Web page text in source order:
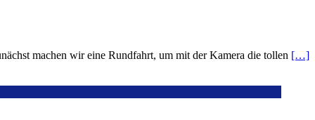
machen wir eine Rundfahrt, um mit der Kamera die tollen […]